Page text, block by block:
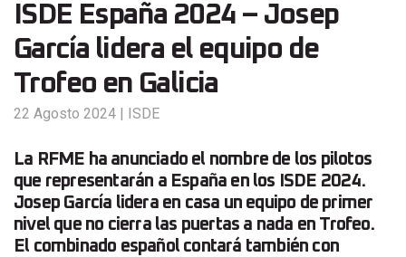
ISDE España 2024 – Josep
García lidera el equipo de
Trofeo en Galicia
22 Agosto 2024 | ISDE
La RFME ha anunciado el nombre de los pilotos
que representarán a España en los ISDE 2024.
Josep García lidera en casa un equipo de primer
nivel que no cierra las puertas a nada en Trofeo.
El combinado español contará también con